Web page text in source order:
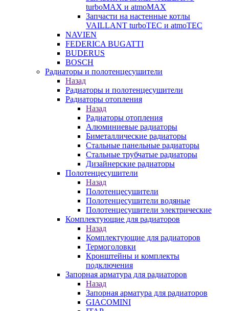
turboMAX и atmoMAX
Запчасти на настенные котлы
VAILLANT turboTEC и atmoTEC
NAVIEN
FEDERICA BUGATTI
BUDERUS
BOSCH
Радиаторы и полотенцесушители
Назад
Радиаторы и полотенцесушители
Радиаторы отопления
Назад
Радиаторы отопления
Алюминиевые радиаторы
Биметаллические радиаторы
Стальные панельные радиаторы
Стальные трубчатые радиаторы
Дизайнерские радиаторы
Полотенцесушители
Назад
Полотенцесушители
Полотенцесушители водяные
Полотенцесушители электрические
Комплектующие для радиаторов
Назад
Комплектующие для радиаторов
Термоголовки
Кронштейны и комплекты
подключения
Запорная арматура для радиаторов
Назад
Запорная арматура для радиаторов
GIACOMINI